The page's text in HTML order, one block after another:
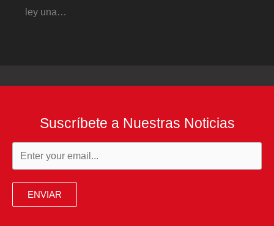
ley una…
Suscríbete a Nuestras Noticias
ENVIAR